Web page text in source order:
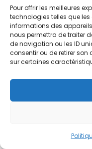
Pour offrir les meilleures
technologies telles que
informations des
nous permettra de traiter
de navigation ou les ID
consentir ou de retirer
sur certaines
Les avis des
En parcourant les
:
Découvrez